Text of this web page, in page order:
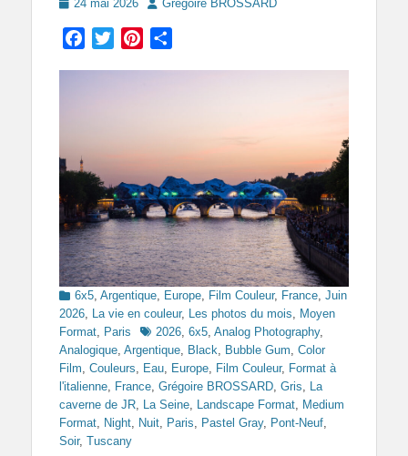
24 mai 2026 Grégoire BROSSARD
Facebook
TwitterPinterest
Categories
6x5, Argentique, Europe, Film Couleur, France, Juin
2026, La vie en couleur, Les photos du mois, Moyen
Format, Paris Tags2026, 6x5, Analog Photography,
Analogique, Argentique, Black, Bubble Gum, Color
Film, Couleurs, Eau, Europe, Film Couleur, Format à
l'italienne, France, Grégoire BROSSARD, Gris, La
caverne de JR, La Seine, Landscape Format, Medium
Format, Night, Nuit, Paris, Pastel Gray, Pont-Neuf,
Soir, Tuscany